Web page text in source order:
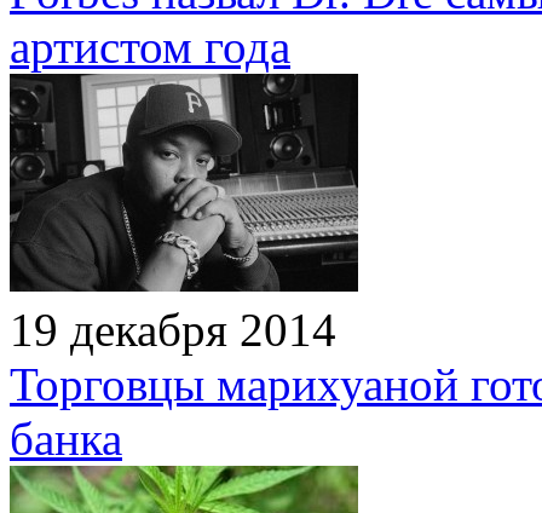
артистом года
19 декабря 2014
Торговцы марихуаной
банка